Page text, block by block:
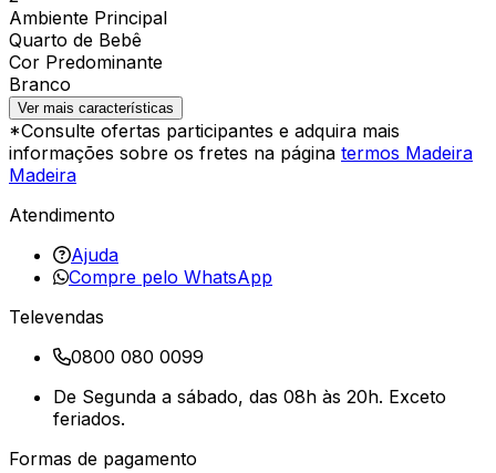
Ambiente Principal
Quarto de Bebê
Cor Predominante
Branco
Ver mais características
*Consulte ofertas participantes e adquira mais
informações sobre os fretes na página termos Madeira
Madeira
Atendimento
Ajuda
Compre pelo WhatsApp
Televendas
0800 080 0099
De Segunda a sábado, das 08h às 20h. Exceto
feriados.
Formas de pagamento